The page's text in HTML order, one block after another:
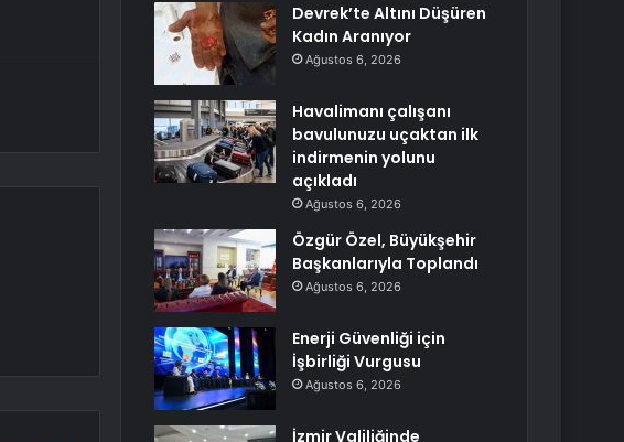
Devrek’te Altını Düşüren
Kadın Aranıyor
Ağustos 6, 2026
Havalimanı çalışanı
bavulunuzu uçaktan ilk
indirmenin yolunu
açıkladı
Ağustos 6, 2026
Özgür Özel, Büyükşehir
Başkanlarıyla Toplandı
Ağustos 6, 2026
Enerji Güvenliği için
İşbirliği Vurgusu
Ağustos 6, 2026
İzmir Valiliğinde